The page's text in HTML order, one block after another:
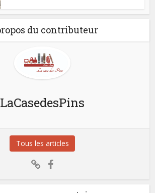
du contributeur
LaCasedesPins
Tous les articles